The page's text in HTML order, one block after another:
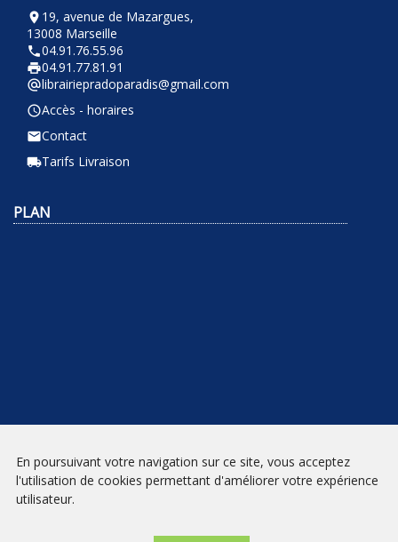
room 19, avenue de Mazargues,
13008 Marseille
phone04.91.76.55.96
local_printshop04.91.77.81.91
alternate_emaillibrairiepradoparadis@gmail.com
query_builderAccès - horaires
emailContact
local_shippingTarifs Livraison
PLAN
NEWSLETTER
En poursuivant votre navigation sur ce site, vous acceptez
l'utilisation de cookies permettant d'améliorer votre expérience
utilisateur.